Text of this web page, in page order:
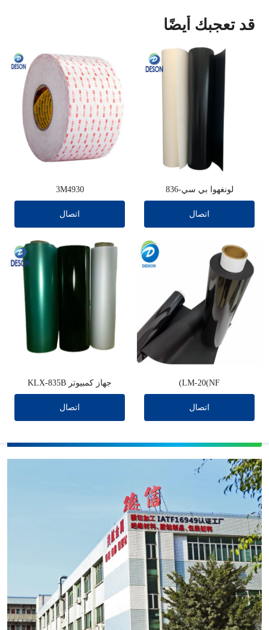
قد تعجبك أيضًا
لونغهوا بي سي-836
اتصال
3M4930
اتصال
LM-20(NF)
اتصال
جهاز كمبيوتر KLX-835B
اتصال